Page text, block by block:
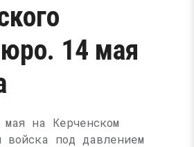
14 мая
на Керченском
войска под давлением